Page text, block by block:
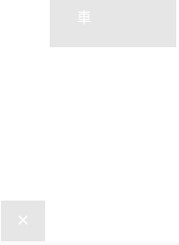
車